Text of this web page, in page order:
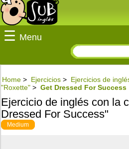
☰ Menu
Home > Ejercicios > Ejercicios de
"Roxette" > Get Dressed For Success
Ejercicio de inglés con la
Dressed For Success"
Medium